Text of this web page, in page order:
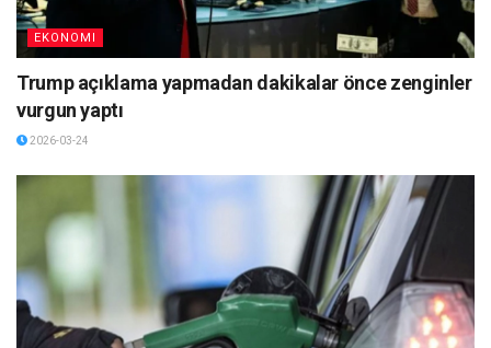
EKONOMI
Trump açıklama yapmadan dakikalar önce zenginler
vurgun yaptı
2026-03-24